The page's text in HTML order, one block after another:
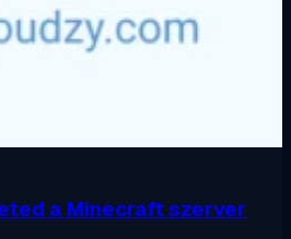
a Minecraft szerver